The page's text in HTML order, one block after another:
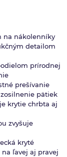
na nákolenníky
detailom
prírodnej
prešívanie
pätiek
krytie chrbta aj
zvyšuje
kryté
ľavej aj pravej